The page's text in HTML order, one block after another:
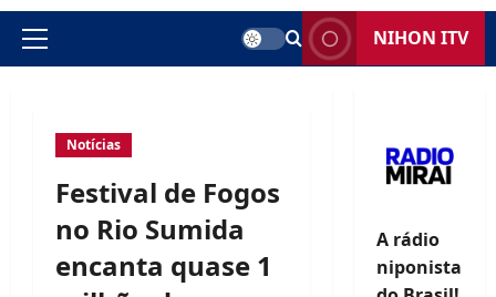
Primary
NIHON ITV
Notícias
Festival de Fogos
no Rio Sumida
encanta quase 1
A rádio
niponista